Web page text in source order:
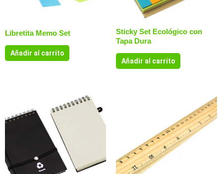
Libretita Memo Set
Añadir al carrito
Sticky Set Ecológico con
Tapa Dura
Añadir al carrito